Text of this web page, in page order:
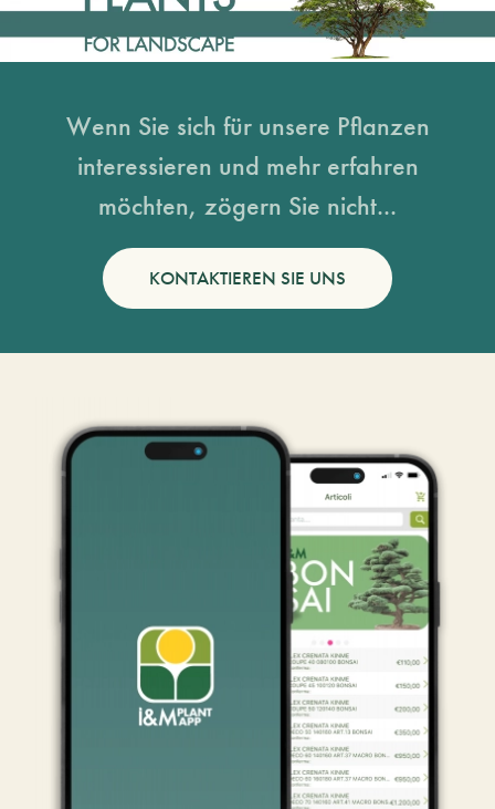
Wenn Sie sich für unsere Pflanzen
interessieren und mehr erfahren
möchten, zögern Sie nicht...
KONTAKTIEREN SIE UNS